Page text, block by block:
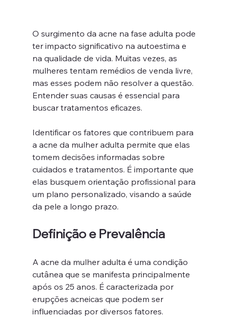
O surgimento da acne na fase adulta pode
ter impacto significativo na autoestima e
na qualidade de vida. Muitas vezes, as
mulheres tentam remédios de venda livre,
mas esses podem não resolver a questão.
Entender suas causas é essencial para
buscar tratamentos eficazes.
Identificar os fatores que contribuem para
a acne da mulher adulta permite que elas
tomem decisões informadas sobre
cuidados e tratamentos. É importante que
elas busquem orientação profissional para
um plano personalizado, visando a saúde
da pele a longo prazo.
Definição e Prevalência
A acne da mulher adulta é uma condição
cutânea que se manifesta principalmente
após os 25 anos. É caracterizada por
erupções acneicas que podem ser
influenciadas por diversos fatores.